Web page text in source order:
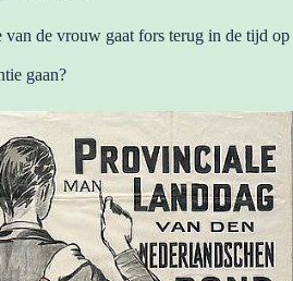
de vrouw gaat fors terug in de tijd op
gaan?